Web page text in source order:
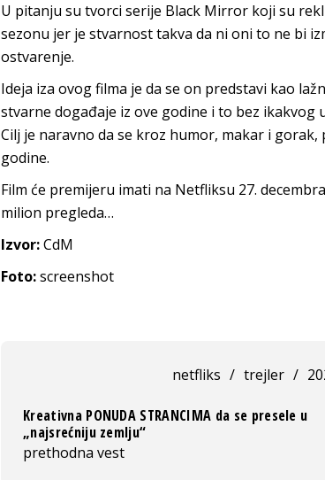
U pitanju su tvorci serije Black Mirror koji su
sezonu jer je stvarnost takva da ni oni to ne bi
ostvarenje.
Ideja iza ovog filma je da se on predstavi kao
stvarne događaje iz ove godine i to bez ikakvog
Cilj je naravno da se kroz humor, makar i
godine.
Film će premijeru imati na Netfliksu 27.
milion pregleda…
Izvor:CdM
Foto:screenshot
netfliks / trejler /
Kreativna PONUDA STRANCIMA da se presele u
„najsrećniju zemlju“
prethodna vest